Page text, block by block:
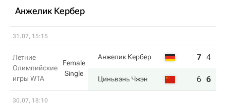
Анжелик Кербер
31.07, 15:15
Летние
Олимпийские
игры WTA
Female
Single
Анжелик Кербер 7 4
Циньвэнь Чжэн 6 6
30.07, 18:10